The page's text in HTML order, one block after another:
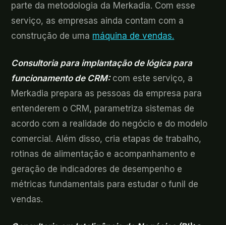
parte da metodologia da Merkadia. Com esse
serviço, as empresas ainda contam com a
construção de uma máquina de vendas.
Consultoria para implantação de lógica para
funcionamento de CRM:com este serviço, a
Merkadia prepara as pessoas da empresa para
entenderem o CRM, parametriza sistemas de
acordo com a realidade do negócio e do modelo
comercial. Além disso, cria etapas de trabalho,
rotinas de alimentação e acompanhamento e
geração de indicadores de desempenho e
métricas fundamentais para estudar o funil de
vendas.